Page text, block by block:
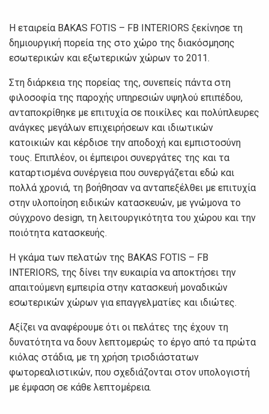
Η εταιρεία BAKAS FOTIS – FB INTERIORS ξεκίνησε τη
δημιουργική πορεία της στο χώρο της διακόσμησης
εσωτερικών και εξωτερικών χώρων το 2011.
Στη διάρκεια της πορείας της, συνεπείς πάντα στη
φιλοσοφία της παροχής υπηρεσιών υψηλού επιπέδου,
ανταποκρίθηκε με επιτυχία σε ποικίλες και πολύπλευρες
ανάγκες μεγάλων επιχειρήσεων και ιδιωτικών
κατοικιών και κέρδισε την αποδοχή και εμπιστοσύνη
τους. Επιπλέον, οι έμπειροι συνεργάτες της και τα
καταρτισμένα συνέργεια που συνεργάζεται εδώ και
πολλά χρονιά, τη βοήθησαν να ανταπεξέλθει με επιτυχία
στην υλοποίηση ειδικών κατασκευών, με γνώμονα το
σύγχρονο design, τη λειτουργικότητα του χώρου και την
ποιότητα κατασκευής.
Η γκάμα των πελατών της BAKAS FOTIS – FB
INTERIORS, της δίνει την ευκαιρία να αποκτήσει την
απαιτούμενη εμπειρία στην κατασκευή μοναδικών
εσωτερικών χώρων για επαγγελματίες και ιδιώτες.
Αξίζει να αναφέρουμε ότι οι πελάτες της έχουν τη
δυνατότητα να δουν λεπτομερώς το έργο από τα πρώτα
κιόλας στάδια, με τη χρήση τρισδιάστατων
φωτορεαλιστικών, που σχεδιάζονται στον υπολογιστή
με έμφαση σε κάθε λεπτομέρεια.